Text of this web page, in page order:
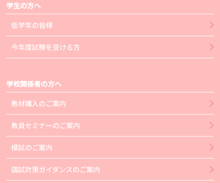
学生の方へ
低学年の皆様
今年度試験を受ける方
学校関係者の方へ
教材購入のご案内
教員セミナーのご案内
模試のご案内
国試対策ガイダンスのご案内